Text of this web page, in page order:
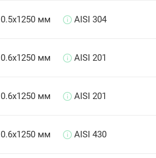
0.5х1250 мм AISI 304
0.6х1250 мм AISI 201
0.6х1250 мм AISI 201
0.6х1250 мм AISI 430